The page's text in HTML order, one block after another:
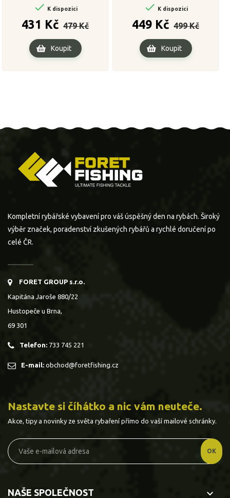
 K dispozici
431 Kč
cena
479 Kč
Koupit
 K dispozici
449 Kč
cena
499 Kč
Koupit
Kompletní rybářské vybavení pro váš úspěšný den na rybách. Široký
výběr značek, poradenství zkušených rybářů a rychlé doručení po
celé ČR.
FORET GROUP s.r.o.
Kapitána Jaroše 880/22
Hustopeče u Brna,
69 301
Telefon: 733 745 221
E-mail: obchod@foretfishing.cz
Nastavte si číhátko a nic vám neuteče.
Akce, tipy a novinky ze světa rybaření přímo do vaší mailové schránky.
NAŠE SPOLEČNOST keyboard_arrow_down